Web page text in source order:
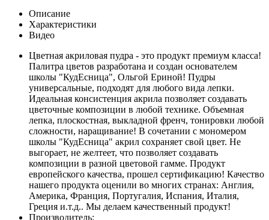
Описание
Характеристики
Видео
Цветная акриловая пудра - это продукт премиум класса!
Палитра цветов разработана и создан основателем
школы "КудЕсница", Ольгой Ериной! Пудры
универсальные, подходят для любого вида лепки.
Идеальная консистенция акрила позволяет создавать
цветочные композиции в любой технике. Объемная
лепка, плоскостная, выкладной френч, тонировки любой
сложности, наращивание! В сочетании с мономером
школы "КудЕсница" акрил сохраняет свой цвет. Не
выгорает, не желтеет, что позволяет создавать
композиции в разной цветовой гамме. Продукт
европейского качества, прошел сертификацию! Качество
нашего продукта оценили во многих странах: Англия,
Америка, Франция, Португалия, Испания, Италия,
Греция и.т.д.. Мы делаем качественный продукт!
Производитель: